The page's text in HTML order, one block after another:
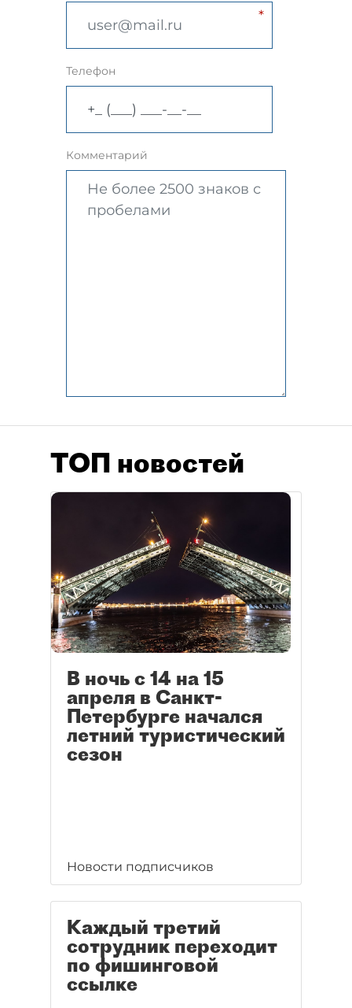
Телефон
Комментарий
ТОП новостей
В ночь с 14 на 15
апреля в Санкт-
Петербурге начался
летний туристический
сезон
Новости подписчиков
Каждый третий
сотрудник переходит
по фишинговой
ссылке